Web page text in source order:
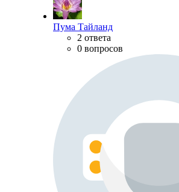
Пума Тайланд
2 ответа
0 вопросов